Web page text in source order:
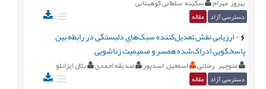
بهروز مهرام
سکینه سلطانی کوهبنانی
دسترسی آزاد مقاله
6
-ارزیابی نقش تعدیل‌‌کننده سبک‌‌های دلبستگی در رابطه بین
پاسخگویی ادراک‌‌شده همسر و صمیمیت زناشویی
منوچهر رضائی اسمعيل اسدپور صدیقه احمدی بلال ایزانلو
دسترسی آزاد مقاله